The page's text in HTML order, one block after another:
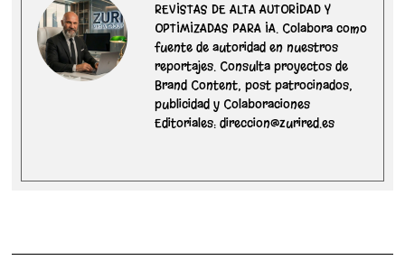
REVISTAS DE ALTA AUTORIDAD Y
OPTIMIZADAS PARA IA. Colabora como
fuente de autoridad en nuestros
reportajes. Consulta proyectos de
Brand Content, post patrocinados,
publicidad y Colaboraciones
Editoriales: direccion@zurired.es